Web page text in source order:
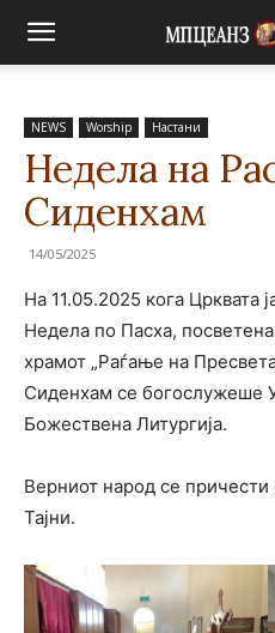
NEWS Worship Настани
Недела на
Сиденхам
14/05/2025
На 11.05.2025 кога Црквата
Недела по Пасха,
храмот „Раѓање на
Сиденхам се богослужеше
Божествена Литургија.
Верниот народ се
Тајни.